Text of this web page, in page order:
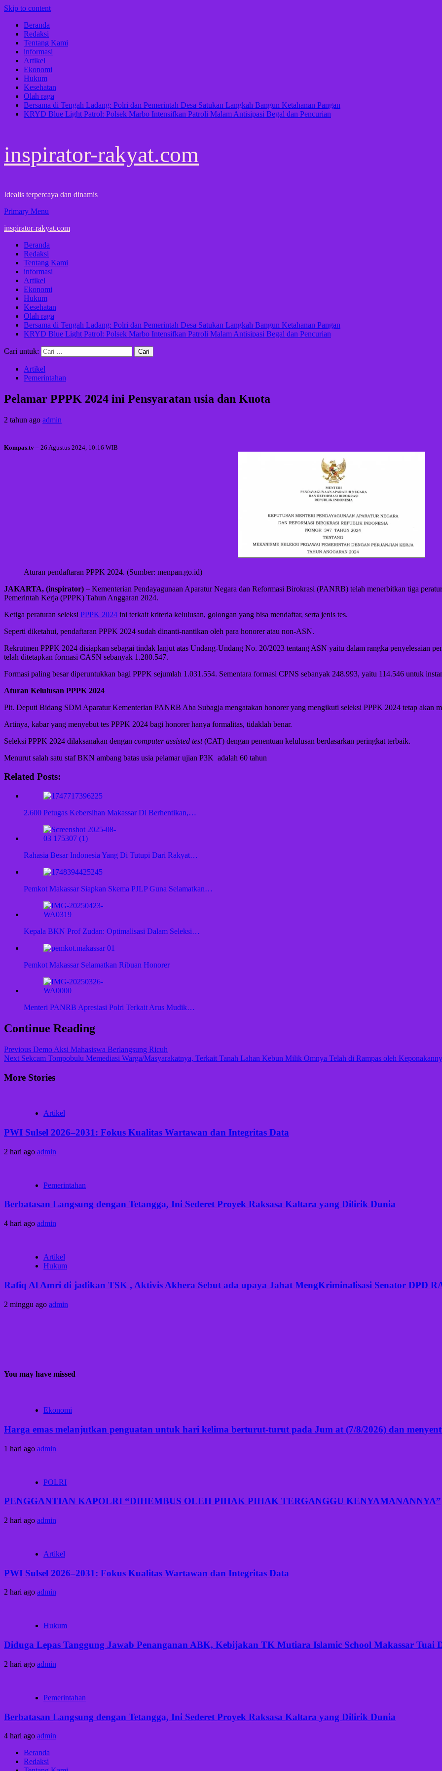
Skip to content
Beranda
Redaksi
Tentang Kami
informasi
Artikel
Ekonomi
Hukum
Kesehatan
Olah raga
Bersama di Tengah Ladang: Polri dan Pemerintah Desa Satukan Langkah Bangun Ketahanan Pangan
KRYD Blue Light Patrol: Polsek Marbo Intensifkan Patroli Malam Antisipasi Begal dan Pencurian
inspirator-rakyat.com
Idealis terpercaya dan dinamis
Primary Menu
inspirator-rakyat.com
Beranda
Redaksi
Tentang Kami
informasi
Artikel
Ekonomi
Hukum
Kesehatan
Olah raga
Bersama di Tengah Ladang: Polri dan Pemerintah Desa Satukan Langkah Bangun Ketahanan Pangan
KRYD Blue Light Patrol: Polsek Marbo Intensifkan Patroli Malam Antisipasi Begal dan Pencurian
Cari untuk:
Artikel
Pemerintahan
Pelamar PPPK 2024 ini Pensyaratan usia dan Kuota
2 tahun ago admin
Kompas.tv – 26 Agustus 2024, 10:16 WIB
Aturan pendaftaran PPPK 2024. (Sumber: menpan.go.id)
JAKARTA, (inspirator) – Kementerian Pendayagunaan Aparatur Negara dan Reformasi Birokrasi (PANRB) telah menerbitkan tiga
Pemerintah Kerja (PPPK) Tahun Anggaran 2024.
Ketiga peraturan seleksi PPPK 2024 ini terkait kriteria kelulusan, golongan yang bisa mendaftar, serta jenis tes.
Seperti diketahui, pendaftaran PPPK 2024 sudah dinanti-nantikan oleh para honorer atau non-ASN.
Rekrutmen PPPK 2024 disiapkan sebagai tindak lanjut atas Undang-Undang No. 20/2023 tentang ASN yaitu dalam rangka penyelesaian
telah ditetapkan formasi CASN sebanyak 1.280.547.
Formasi paling besar diperuntukkan bagi PPPK sejumlah 1.031.554. Sementara formasi CPNS sebanyak 248.993, yaitu 114.546 untuk
Aturan Kelulusan PPPK 2024
Plt. Deputi Bidang SDM Aparatur Kementerian PANRB Aba Subagja mengatakan honorer yang mengikuti seleksi PPPK 2024 tetap akan
Artinya, kabar yang menyebut tes PPPK 2024 bagi honorer hanya formalitas, tidaklah benar.
Seleksi PPPK 2024 dilaksanakan dengan computer assisted test(CAT) dengan penentuan kelulusan berdasarkan peringkat terbaik.
Menurut salah satu staf BKN ambang batas usia pelamar ujian P3K adalah 60 tahun
Related Posts:
2.600 Petugas Kebersihan Makassar Di Berhentikan,…
Rahasia Besar Indonesia Yang Di Tutupi Dari Rakyat…
Pemkot Makassar Siapkan Skema PJLP Guna Selamatkan…
Kepala BKN Prof Zudan: Optimalisasi Dalam Seleksi…
Pemkot Makassar Selamatkan Ribuan Honorer
Menteri PANRB Apresiasi Polri Terkait Arus Mudik…
Continue Reading
Previous Demo Aksi Mahasiswa Berlangsung Ricuh
Next Sekcam Tompobulu Memediasi Warga/Masyarakatnya, Terkait Tanah Lahan Kebun Milik Omnya Telah di Rampas oleh
More Stories
Artikel
PWI Sulsel 2026–2031: Fokus Kualitas Wartawan dan Integritas Data
2 hari ago admin
Pemerintahan
Berbatasan Langsung dengan Tetangga, Ini Sederet Proyek Raksasa Kaltara yang Dilirik Dunia
4 hari ago admin
Artikel
Hukum
Rafiq Al Amri di jadikan TSK , Aktivis Akhera Sebut ada upaya Jahat MengKriminalisasi Senator DPD
2 minggu ago admin
You may have missed
Ekonomi
Harga emas melanjutkan penguatan untuk hari kelima berturut-turut pada Jum at (7/8/2026) dan
1 hari ago admin
POLRI
PENGGANTIAN KAPOLRI “DIHEMBUS OLEH PIHAK PIHAK TERGANGGU KENYAMANANNYA”
2 hari ago admin
Artikel
PWI Sulsel 2026–2031: Fokus Kualitas Wartawan dan Integritas Data
2 hari ago admin
Hukum
Diduga Lepas Tanggung Jawab Penanganan ABK, Kebijakan TK Mutiara Islamic School Makassar Tuai
2 hari ago admin
Pemerintahan
Berbatasan Langsung dengan Tetangga, Ini Sederet Proyek Raksasa Kaltara yang Dilirik Dunia
4 hari ago admin
Beranda
Redaksi